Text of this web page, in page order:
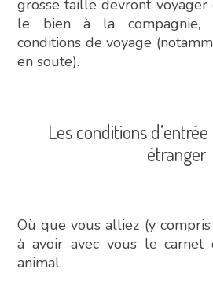
grosse taille devront voyager
le bien à la compagnie,
conditions de voyage
en soute).
Les conditions
étranger
Où que vous alliez (y compris
à avoir avec vous le carnet
animal.